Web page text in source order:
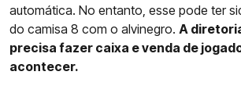
automática. No entanto, esse pode ter
do camisa 8 com o alvinegro. A
precisa fazer caixa e venda de
acontecer.